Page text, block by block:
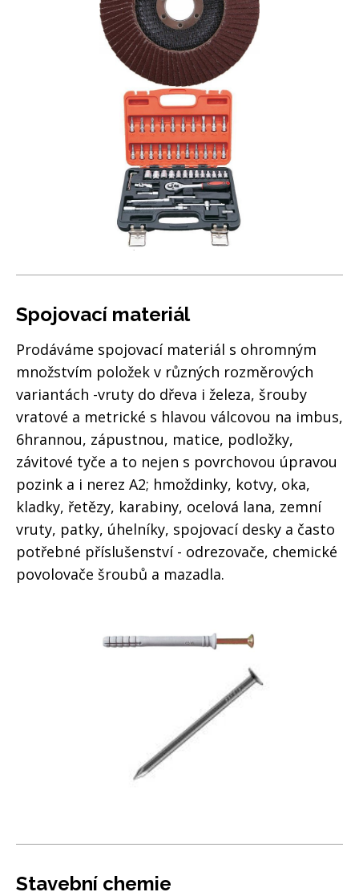
Spojovací materiál
Prodáváme spojovací materiál s ohromným
množstvím položek v různých rozměrových
variantách -vruty do dřeva i železa, šrouby
vratové a metrické s hlavou válcovou na imbus,
6hrannou, zápustnou, matice, podložky,
závitové tyče a to nejen s povrchovou úpravou
pozink a i nerez A2; hmoždinky, kotvy, oka,
kladky, řetězy, karabiny, ocelová lana, zemní
vruty, patky, úhelníky, spojovací desky a často
potřebné příslušenství - odrezovače, chemické
povolovače šroubů a mazadla.
Stavební chemie